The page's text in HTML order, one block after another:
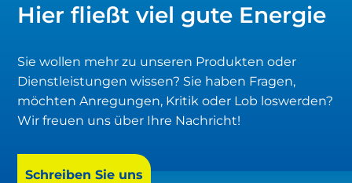
Hier fließt viel gute Energie
Sie wollen mehr zu unseren Produkten oder
Dienstleistungen wissen? Sie haben Fragen,
möchten Anregungen, Kritik oder Lob loswerden?
Wir freuen uns über Ihre Nachricht!
Schreiben Sie uns